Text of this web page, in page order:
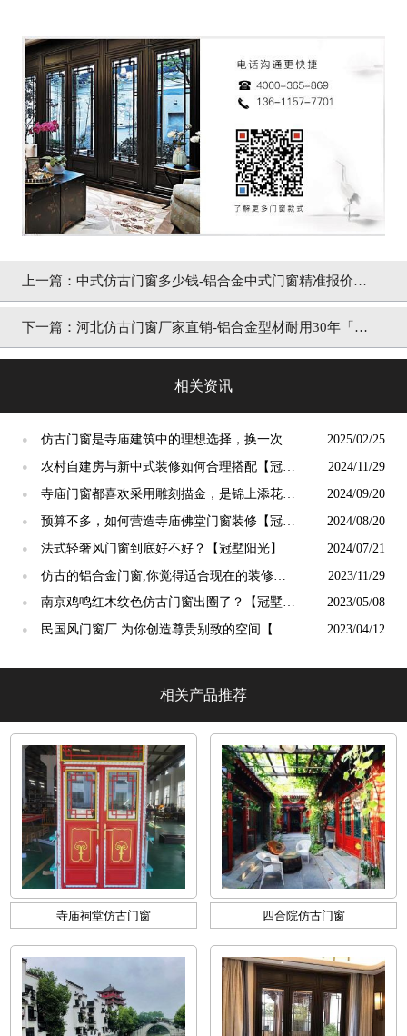
上一篇： 中式仿古门窗多少钱-铝合金中式门窗精准报价
「冠墅阳光」
下一篇： 河北仿古门窗厂家直销-铝合金型材耐用30年「冠
相关资讯
●
仿古门窗是寺庙建筑中的理想选择，换一次用
终生【冠墅阳光】
2025/02/25
●
农村自建房与新中式装修如何合理搭配【冠墅
阳光】
2024/11/29
●
寺庙门窗都喜欢采用雕刻描金，是锦上添花
吗？【冠墅阳光】
2024/09/20
●
预算不多，如何营造寺庙佛堂门窗装修【冠墅
阳光】
2024/08/20
● 法式轻奢风门窗到底好不好？【冠墅阳光】 2024/07/21
●
仿古的铝合金门窗,你觉得适合现在的装修吗?
【冠墅阳光】
2023/11/29
●
南京鸡鸣红木纹色仿古门窗出圈了？【冠墅阳
光】
2023/05/08
●
民国风门窗厂 为你创造尊贵别致的空间【冠
2023/04/12
相关产品推荐
寺庙祠堂仿古门窗 四合院仿古门窗